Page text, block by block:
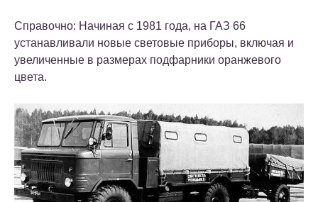
Справочно: Начиная с 1981 года, на ГАЗ 66
устанавливали новые световые приборы, включая и
увеличенные в размерах подфарники оранжевого
цвета.